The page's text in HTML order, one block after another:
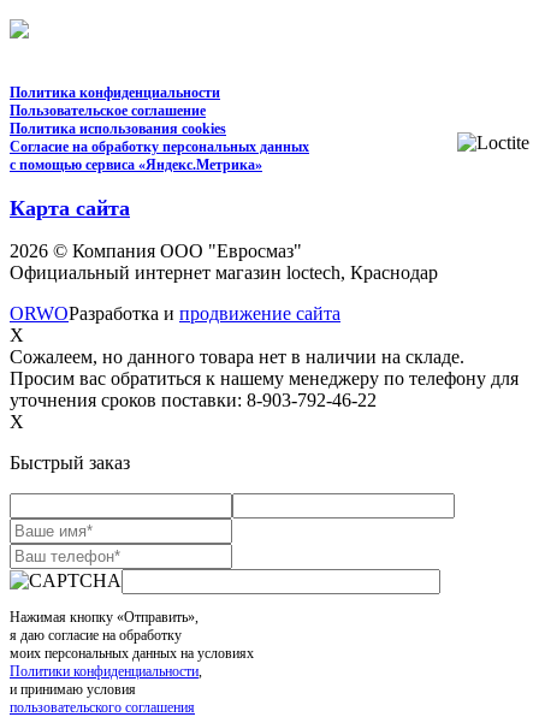
Политика конфиденциальности
Пользовательское соглашение
Политика использования cookies
Согласие на обработку персональных данных
с помощью сервиса «Яндекс.Метрика»
Карта сайта
2026 © Компания ООО "Евросмаз"
Официальный интернет магазин loctech, Краснодар
ORWOРазработка и продвижение сайта
X
Сожалеем, но данного товара нет в наличии на складе.
Просим вас обратиться к нашему менеджеру по телефону для
уточнения сроков поставки: 8-903-792-46-22
X
Быстрый заказ
Нажимая кнопку «Отправить»,
я даю согласие на обработку
моих персональных данных на условиях
Политики конфиденциальности,
и принимаю условия
пользовательского соглашения